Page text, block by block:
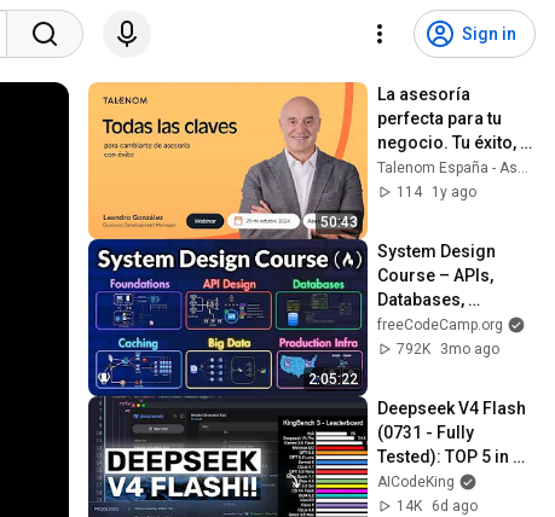
Sign in
50:43
La asesoría
perfecta para tu
negocio. Tu éxito,
nuestra misión
Talenom España - Asesoría empresas y autónomos
114
1y ago
2:05:22
System Design
Course – APIs,
Databases,
Caching, CDNs,
Load Balancing &
freeCodeCamp.org
792K
3mo ago
Deepseek V4 Flash
(0731 - Fully
Tested): TOP 5 in
my TESTS! This is
AN ACTUAL
AICodeKing
14K
6d ago